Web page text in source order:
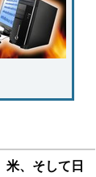
、そして日